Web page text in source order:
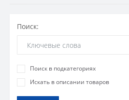
Поиск:
Поиск в подкатегориях
Искать в описании товаров